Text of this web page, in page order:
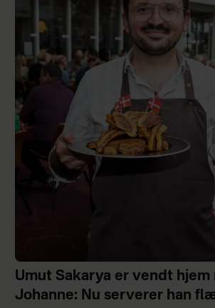
Umut Sakarya er vendt hjem
Johanne: Nu serverer han